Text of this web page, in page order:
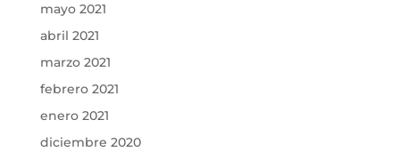
mayo 2021
abril 2021
marzo 2021
febrero 2021
enero 2021
diciembre 2020